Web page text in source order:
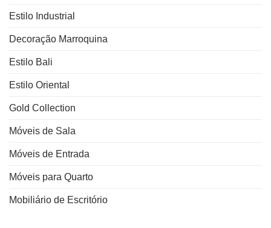
Estilo Industrial
Decoração Marroquina
Estilo Bali
Estilo Oriental
Gold Collection
Móveis de Sala
Móveis de Entrada
Móveis para Quarto
Mobiliário de Escritório